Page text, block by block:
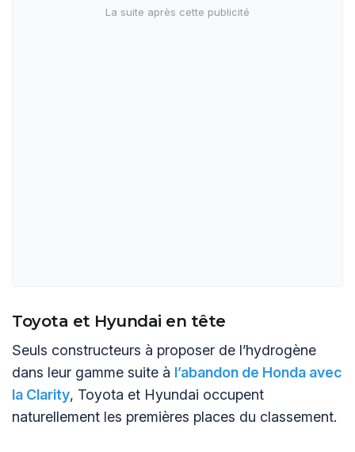
Toyota et Hyundai en tête
Seuls constructeurs à proposer de l’hydrogène
dans leur gamme suite à l’abandon de Honda avec
la Clarity, Toyota et Hyundai occupent
naturellement les premières places du classement.